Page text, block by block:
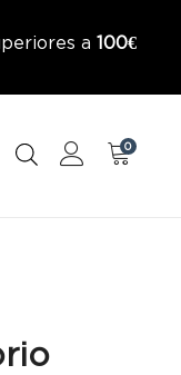
a 100€
0